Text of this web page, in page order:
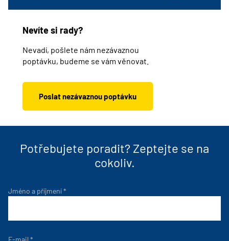
Nevíte si rady?
Nevadí, pošlete nám nezávaznou
poptávku, budeme se vám věnovat.
Poslat nezávaznou poptávku
Potřebujete poradit? Zeptejte se na
cokoliv.
Jméno a příjmení*
E-mail *